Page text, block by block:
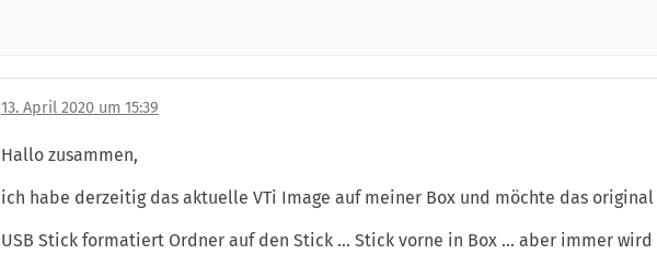
13. April 2020 um 15:39
Hallo zusammen,
ich habe derzeitig das aktuelle VTi Image auf meiner Box und möchte das
USB Stick formatiert Ordner auf den Stick ... Stick vorne in Box ... aber immer